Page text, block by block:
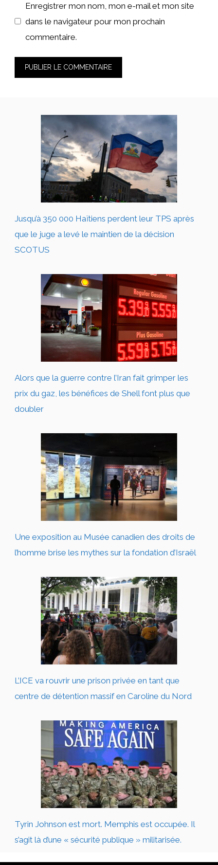
Enregistrer mon nom, mon e-mail et mon site
dans le navigateur pour mon prochain
commentaire.
Jusqu’à 350 000 Haïtiens perdent leur TPS après
que le juge a levé le maintien de la décision
SCOTUS
Alors que la guerre contre l’Iran fait grimper les
prix du gaz, les bénéfices de Shell font plus que
doubler
Une exposition au Musée canadien des droits de
l’homme brise les mythes sur la fondation d’Israël
L’ICE va rouvrir une prison privée en tant que
centre de détention massif en Caroline du Nord
Tyrin Johnson est mort. Memphis est occupée. Il
s’agit là d’une « sécurité publique » militarisée.